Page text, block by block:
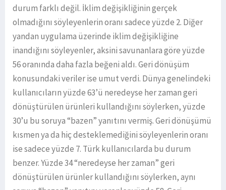
durum farklı değil. İklim değişikliğinin gerçek
olmadığını söyleyenlerin oranı sadece yüzde 2. Diğer
yandan uygulama üzerinde iklim değişikliğine
inandığını söyleyenler, aksini savunanlara göre yüzde
56 oranında daha fazla beğeni aldı. Geri dönüşüm
konusundaki veriler ise umut verdi. Dünya genelindeki
kullanıcıların yüzde 63’ü neredeyse her zaman geri
dönüştürülen ürünleri kullandığını söylerken, yüzde
30’u bu soruya “bazen” yanıtını vermiş. Geri dönüşümü
kısmen ya da hiç desteklemediğini söyleyenlerin oranı
ise sadece yüzde 7. Türk kullanıcılarda bu durum
benzer. Yüzde 34 “neredeyse her zaman” geri
dönüştürülen ürünler kullandığını söylerken, aynı